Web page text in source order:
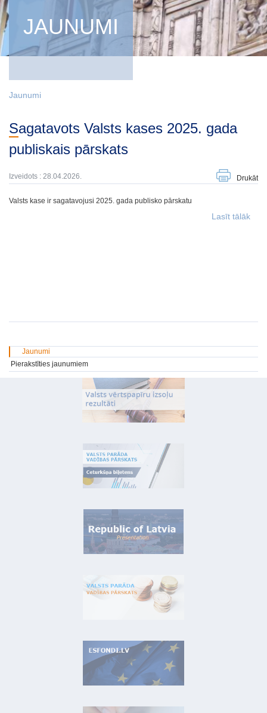
JAUNUMI
Jaunumi
Sagatavots Valsts kases 2025. gada
publiskais pārskats
Izveidots : 28.04.2026. Drukāt
Valsts kase ir sagatavojusi 2025. gada publisko pārskatu
Lasīt tālāk
Jaunumi
Pierakstīties jaunumiem